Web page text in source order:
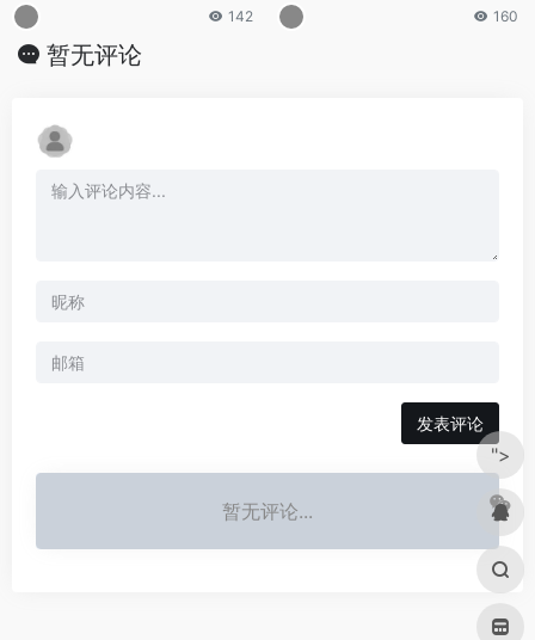
142 160
暂无评论
发表评论
暂无评论...
">